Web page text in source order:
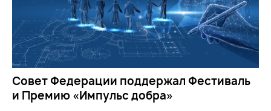
Совет Федерации поддержал Фестиваль
и Премию «Импульс добра»